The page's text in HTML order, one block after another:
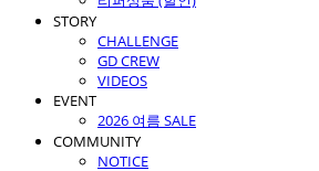
STORY
CHALLENGE
GD CREW
VIDEOS
EVENT
2026 여름 SALE
COMMUNITY
NOTICE